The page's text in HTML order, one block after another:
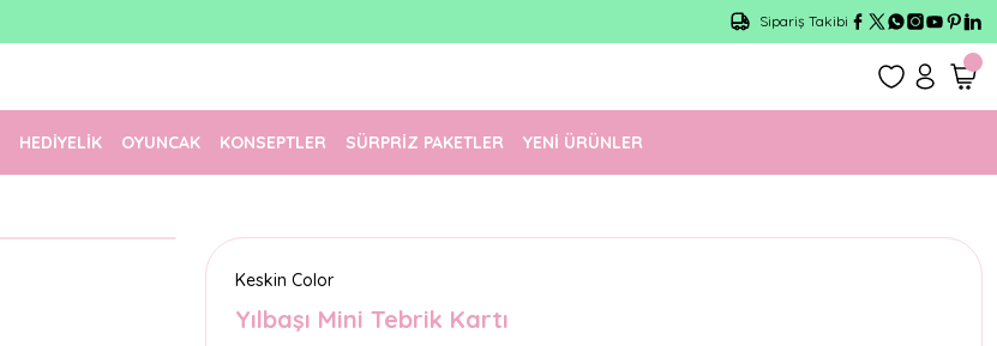
1500 TL Üzeri Ücretsiz Kargo
Sipariş Takibi
HEDİYELİK OYUNCAK KONSEPTLER SÜRPRİZ PAKETLER YENİ ÜRÜNLER
Keskin Color
Yılbaşı Mini Tebrik Kartı